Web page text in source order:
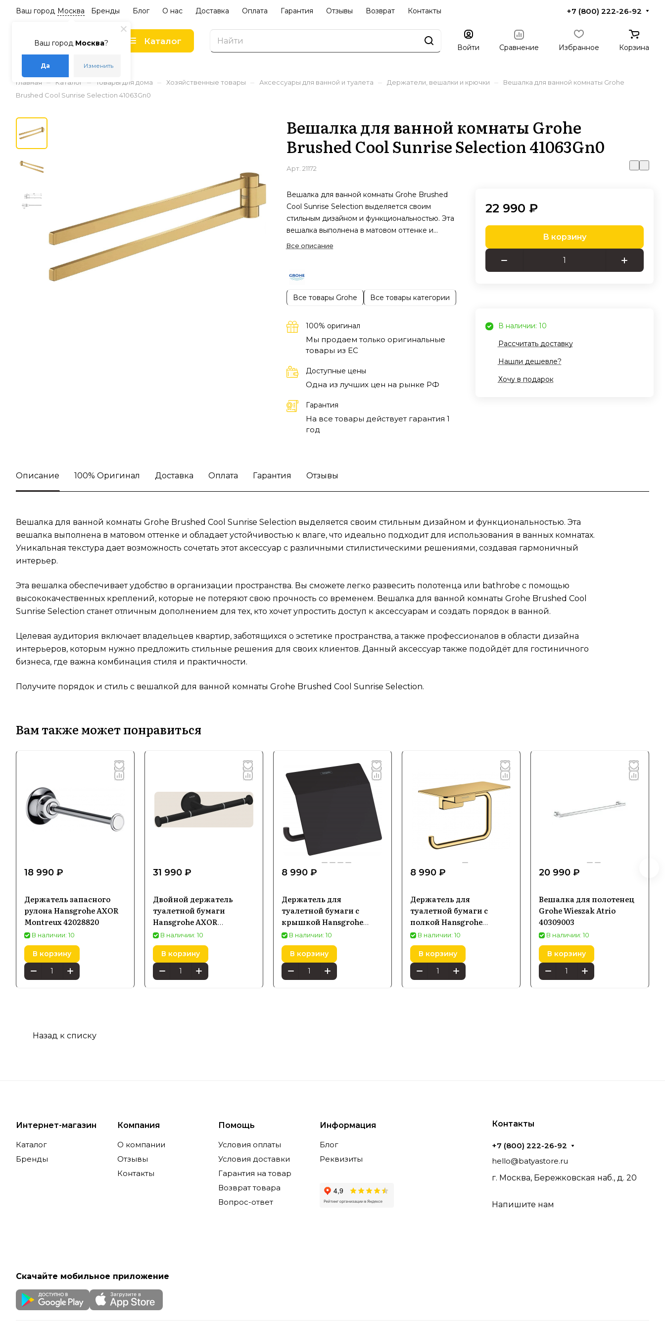
Ваш город Москва?
Да Изменить
Ваш город Москва Бренды Блог О нас Доставка Оплата Гарантия Отзывы Возврат Контакты +7 (800) 222-26-92
Каталог
Войти Сравнение Избранное Корзина
Главная – Каталог – Товары для дома – Хозяйственные товары – Аксессуары для ванной и туалета – Держатели, вешалки и крючки –
Вешалка для ванной комнаты Grohe
Brushed Cool Sunrise Selection 41063Gn0
Вешалка для ванной комнаты Grohe
Brushed Cool Sunrise Selection 41063Gn0
Арт. 21172
Вешалка для ванной комнаты Grohe Brushed
Cool Sunrise Selection выделяется своим
стильным дизайном и функциональностью. Эта
вешалка выполнена в матовом оттенке и
обладает устойчивостью к влаге, что идеально
возможность сочетать этот аксессуар с
различными стилистическими решениями,
создавая гармоничный интерьер.Эта вешалка
пространства. Вы сможете легко развесить
полотенца или bathrobe с помощью
высококачественных креплений, которые не
Вешалка для ванной комнаты Grohe Brushed
Cool Sunrise Selection станет отличным
доступ к аксессуарам и создать порядок в
ванной.Целевая аудитория включает
владельцев квартир, заботящихся о эстетике
клиентов. Данный аксессуар также подойдёт
для гостиничного бизнеса, где важна
комнаты Grohe Brushed Cool Sunrise Selection.
Все описание
Все товары Grohe Все товары категории
100% оригинал
Мы продаем только оригинальные
товары из EC
Доступные цены
Одна из лучших цен на рынке РФ
Гарантия
На все товары действует гарантия 1
год
22 990 ₽
В корзину
В наличии: 10
Рассчитать доставку
Нашли дешевле?
Хочу в подарок
Описание 100% Оригинал Доставка Оплата Гарантия Отзывы
Вешалка для ванной комнаты Grohe Brushed Cool Sunrise Selection выделяется своим стильным дизайном и функциональностью. Эта
вешалка выполнена в матовом оттенке и обладает устойчивостью к влаге, что идеально подходит для использования в ванных комнатах.
Уникальная текстура дает возможность сочетать этот аксессуар с различными стилистическими решениями, создавая гармоничный
интерьер.
Эта вешалка обеспечивает удобство в организации пространства. Вы сможете легко развесить полотенца или bathrobe с помощью
высококачественных креплений, которые не потеряют свою прочность со временем. Вешалка для ванной комнаты Grohe Brushed Cool
Sunrise Selection станет отличным дополнением для тех, кто хочет упростить доступ к аксессуарам и создать порядок в ванной.
Целевая аудитория включает владельцев квартир, заботящихся о эстетике пространства, а также профессионалов в области дизайна
интерьеров, которым нужно предложить стильные решения для своих клиентов. Данный аксессуар также подойдёт для гостиничного
бизнеса, где важна комбинация стиля и практичности.
Получите порядок и стиль с вешалкой для ванной комнаты Grohe Brushed Cool Sunrise Selection.
Вам также может понравиться
18 990 ₽
Держатель запасного
рулона Hansgrohe AXOR
Montreux 42028820
В наличии: 10
В корзину
31 990 ₽
Двойной держатель
туалетной бумаги
Hansgrohe AXOR
Universal Circular,
черный матовый
42857670
В наличии: 10
В корзину
8 990 ₽
Держатель для
туалетной бумаги с
крышкой Hansgrohe
AddStoris, черный
матовый 41753670
В наличии: 10
В корзину
8 990 ₽
Держатель для
туалетной бумаги с
полкой Hansgrohe
Addstoris, золото 41772990
В наличии: 10
В корзину
20 990 ₽
Вешалка для полотенец
Grohe Wieszak Atrio
40309003
В наличии: 10
В корзину
Назад к списку
Интернет-магазин
Каталог
Бренды
Компания
О компании
Отзывы
Контакты
Помощь
Условия оплаты
Условия доставки
Гарантия на товар
Возврат товара
Вопрос-ответ
Информация
Блог
Реквизиты
Контакты
+7 (800) 222-26-92
hello@batyastore.ru
г. Москва, Бережковская наб., д. 20
Напишите нам
Скачайте мобильное приложение